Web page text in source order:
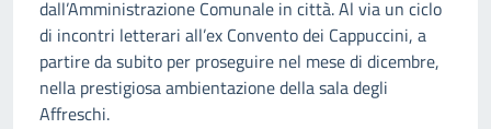
dall’Amministrazione Comunale in città. Al via un ciclo
di incontri letterari all’ex Convento dei Cappuccini, a
partire da subito per proseguire nel mese di dicembre,
nella prestigiosa ambientazione della sala degli
Affreschi.